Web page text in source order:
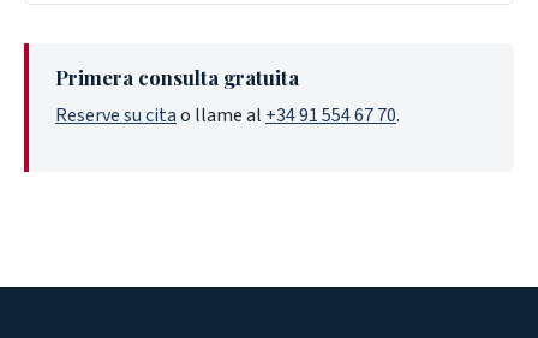
Primera consulta gratuita
Reserve su citao llame al +34 91 554 67 70.